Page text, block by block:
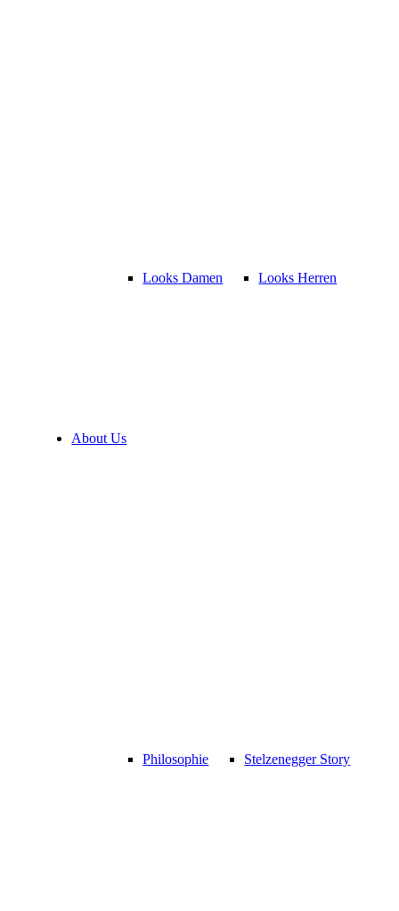
Looks Damen Looks Herren
About Us
Philosophie Stelzenegger Story